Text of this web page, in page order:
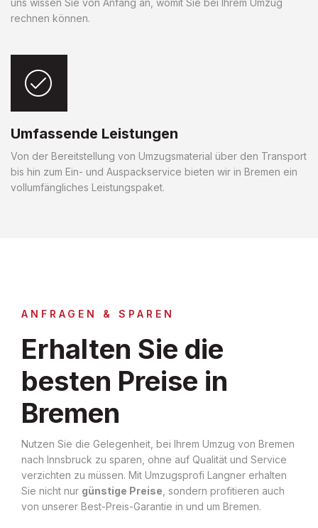
uns wissen Sie von Anfang an, womit Sie bei Ihrem Umzug
rechnen können.
Umfassende Leistungen
Von der Bereitstellung von Umzugsmaterial über den Transport
bis hin zum Ein- und Auspackservice bieten wir in Bremen ein
vollumfängliches Leistungspaket.
ANFRAGEN & SPAREN
Erhalten Sie die
besten Preise in
Bremen
Nutzen Sie die Gelegenheit, bei Ihrem Umzug von Bremen
nach Innsbruck zu sparen, ohne auf Qualität und Service
verzichten zu müssen. Mit Umzugsprofi Langner erhalten
Sie nicht nur günstige Preise , sondern profitieren auch
von unserer Best-Preis-Garantie in und um Bremen.